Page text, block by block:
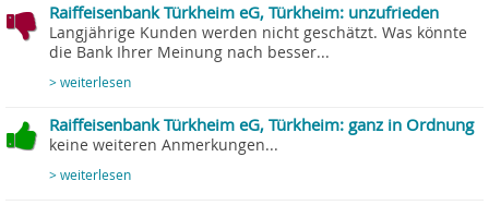
Raiffeisenbank Türkheim eG, Türkheim: unzufrieden
Langjährige Kunden werden nicht geschätzt. Was könnte
die Bank Ihrer Meinung nach besser...
> weiterlesen
Raiffeisenbank Türkheim eG, Türkheim: ganz in Ordnung
keine weiteren Anmerkungen...
> weiterlesen